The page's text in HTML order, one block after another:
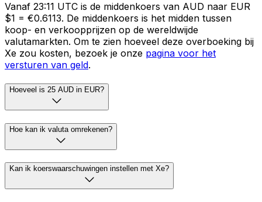
Vanaf 23:11 UTC is de middenkoers van AUD naar EUR
$1 = €0.6113. De middenkoers is het midden tussen
koop- en verkoopprijzen op de wereldwijde
valutamarkten. Om te zien hoeveel deze overboeking bij
Xe zou kosten, bezoek je onze pagina voor het
versturen van geld.
Hoeveel is 25 AUD in EUR?
Hoe kan ik valuta omrekenen?
Kan ik koerswaarschuwingen instellen met Xe?